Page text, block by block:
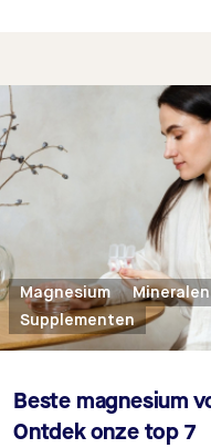
Magnesium
Mineralen
Supplementen
Beste magnesium
Ontdek onze top 7